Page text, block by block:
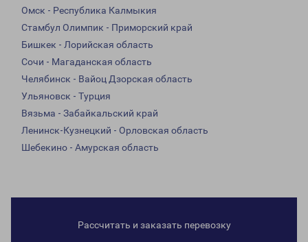
Омск - Республика Калмыкия
Стамбул Олимпик - Приморский край
Бишкек - Лорийская область
Сочи - Магаданская область
Челябинск - Вайоц Дзорская область
Ульяновск - Турция
Вязьма - Забайкальский край
Ленинск-Кузнецкий - Орловская область
Шебекино - Амурская область
Рассчитать и заказать перевозку